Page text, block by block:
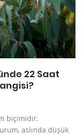
22 Saat
biçimidir.
aslında düşük